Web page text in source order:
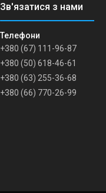
+380 (67) 111-96-87
+380 (50) 618-46-61
+380 (63) 255-36-68
+380 (66) 770-26-99